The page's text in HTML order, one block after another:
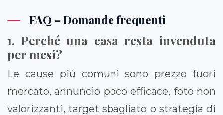
FAQ – Domande frequenti
1. Perché una casa resta invenduta
per mesi?
Le cause più comuni sono prezzo fuori
mercato, annuncio poco efficace, foto non
valorizzanti, target sbagliato o strategia di